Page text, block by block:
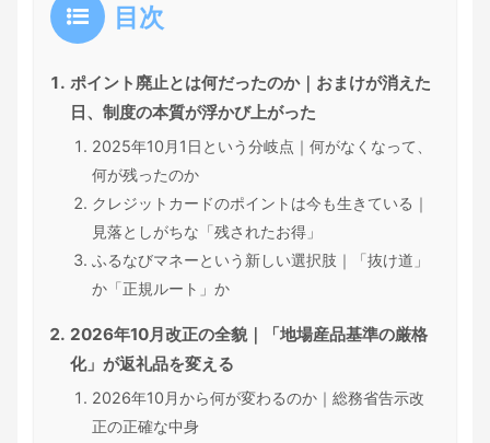
目次
ポイント廃止とは何だったのか｜おまけが消えた
日、制度の本質が浮かび上がった
2025年10月1日という分岐点｜何がなくなって、
何が残ったのか
クレジットカードのポイントは今も生きている｜
見落としがちな「残されたお得」
ふるなびマネーという新しい選択肢｜「抜け道」
か「正規ルート」か
2026年10月改正の全貌｜「地場産品基準の厳格
化」が返礼品を変える
2026年10月から何が変わるのか｜総務省告示改
正の正確な中身